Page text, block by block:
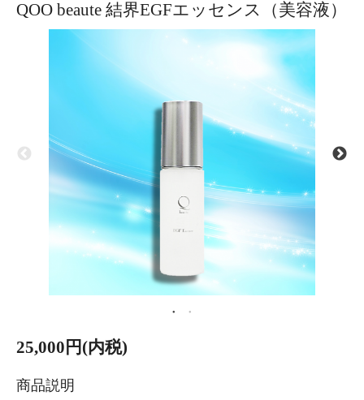
QOO beaute 結界EGFエッセンス（美容液）
25,000円(内税)
商品説明